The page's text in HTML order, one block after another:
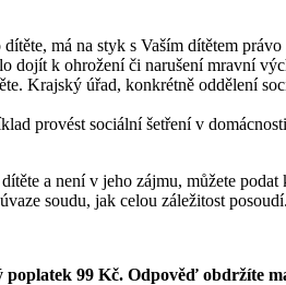
má na styk s Vaším dítětem
dojít k ohrožení či narušení mravní
Krajský úřad, konkrétně oddělení
provést sociální šetření v
a není v jeho zájmu, můžete
soudu, jak celou záležitost
poplatek 99 Kč. Odpověď obdržíte